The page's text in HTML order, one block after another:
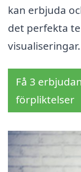
kan erbjuda
det perfekta
visualiseringar.
Få 3
förpliktelser